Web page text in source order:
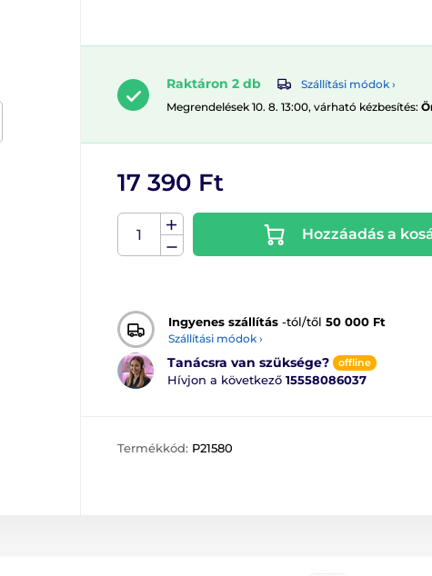
Raktáron 2 db
Szállítási módok ›
Megrendelések 10. 8. 13:00, várható kézbesítés:
17 390 Ft
Hozzáadás a
Ingyenes szállítás -tól/től 50 000 Ft
Szállítási módok ›
Tanácsra van szüksége? offline
Hívjon a következő 15558086037
Termékkód: P21580